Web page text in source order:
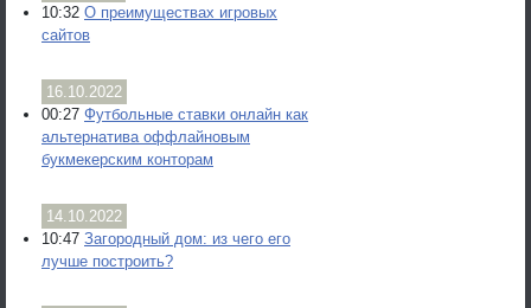
10:32 О преимуществах игровых
сайтов
16.10.2022
00:27 Футбольные ставки онлайн как
альтернатива оффлайновым
букмекерским конторам
14.10.2022
10:47 Загородный дом: из чего его
лучше построить?